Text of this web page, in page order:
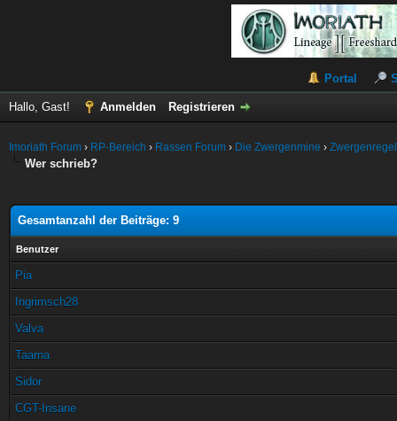
Portal
Hallo, Gast! Anmelden Registrieren
Imoriath Forum › RP-Bereich › Rassen Forum › Die Zwergenmine ›
Wer schrieb?
Gesamtanzahl der Beiträge: 9
Benutzer
Pia
Ingrimsch28
Valva
Taarna
Sidor
CGT-Insane